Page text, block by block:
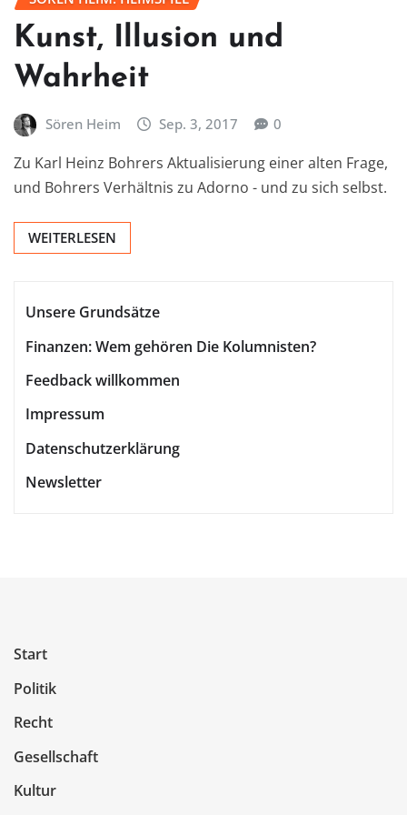
Kunst, Illusion und
Wahrheit
Sören Heim Sep. 3, 2017 0
Zu Karl Heinz Bohrers Aktualisierung einer alten Frage,
und Bohrers Verhältnis zu Adorno - und zu sich selbst.
WEITERLESEN
Unsere Grundsätze
Finanzen: Wem gehören Die Kolumnisten?
Feedback willkommen
Impressum
Datenschutzerklärung
Newsletter
Start
Politik
Recht
Gesellschaft
Kultur